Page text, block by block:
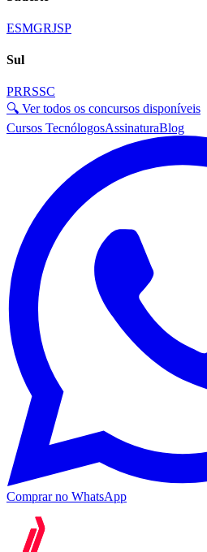
ESMGRJSP
Sul
PRRSSC
🔍 Ver todos os concursos disponíveis
Cursos TecnólogosAssinaturaBlog
Comprar no WhatsApp